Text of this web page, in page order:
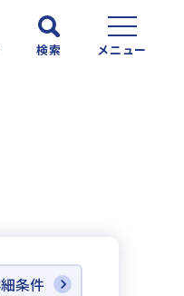
検索 メニュー
条件